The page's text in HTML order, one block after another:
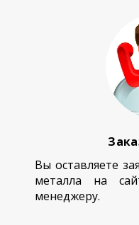
Вы оставляете
металла на
менеджеру.